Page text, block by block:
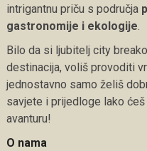
intrigantnu priču s područja
gastronomije i ekologije.
Bilo da si ljubitelj city
destinacija, voliš provoditi
jednostavno samo želiš
savjete i prijedloge lako
avanturu!
O nama